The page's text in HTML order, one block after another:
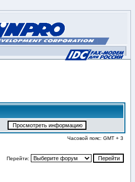
Часовой пояс: GMT + 3
Перейти: